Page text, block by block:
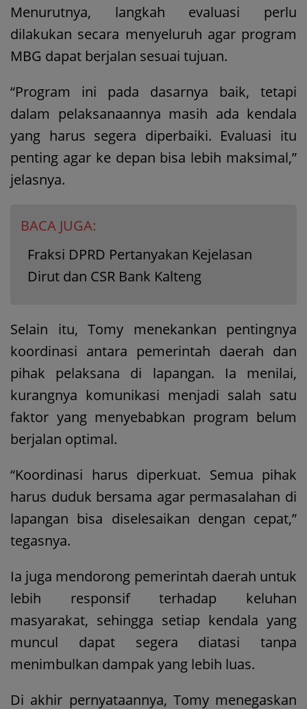
Menurutnya, langkah evaluasi perlu
dilakukan secara menyeluruh agar program
MBG dapat berjalan sesuai tujuan.
“Program ini pada dasarnya baik, tetapi
dalam pelaksanaannya masih ada kendala
yang harus segera diperbaiki. Evaluasi itu
penting agar ke depan bisa lebih maksimal,”
jelasnya.
BACA JUGA:
Fraksi DPRD Pertanyakan Kejelasan
Dirut dan CSR Bank Kalteng
Selain itu, Tomy menekankan pentingnya
koordinasi antara pemerintah daerah dan
pihak pelaksana di lapangan. Ia menilai,
kurangnya komunikasi menjadi salah satu
faktor yang menyebabkan program belum
berjalan optimal.
“Koordinasi harus diperkuat. Semua pihak
harus duduk bersama agar permasalahan di
lapangan bisa diselesaikan dengan cepat,”
tegasnya.
Ia juga mendorong pemerintah daerah untuk
lebih responsif terhadap keluhan
masyarakat, sehingga setiap kendala yang
muncul dapat segera diatasi tanpa
menimbulkan dampak yang lebih luas.
Di akhir pernyataannya, Tomy menegaskan